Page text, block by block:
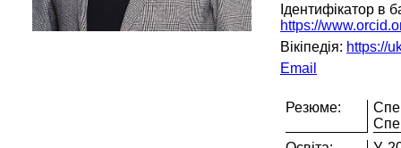
Ідентифікатор в
https://
Вікіпедія: https://
Email
Резюме: